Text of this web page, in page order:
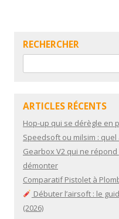
RECHERCHER
ARTICLES RÉCENTS
Hop-up qui se dérègle en
Speedsoft ou milsim :
Gearbox V2 qui ne
démonter
Comparatif Pistolet à
Débuter l’airsoft : le
(2026)